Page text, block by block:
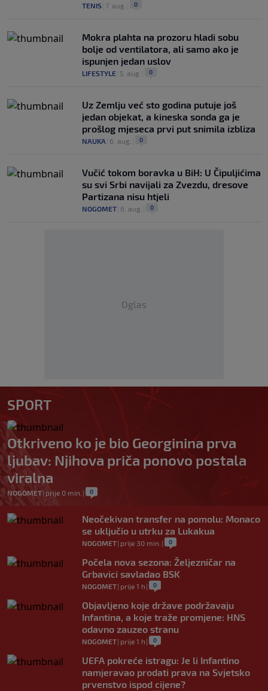
TENIS 7. aug. 0
Mokra plahta na prozoru hladi sobu
bolje od ventilatora, ali samo ako je
ispunjen jedan uslov
LIFESTYLE 5. aug. 0
Uz Zemlju već sto godina putuje još
jedan objekat, a kineska sonda ga je
prošlog mjeseca prvi put snimila izbliza
NAUKA 6. aug. 0
Vučić tokom boravka u BiH: U Čipuljićima
su svi Srbi navijali za Zvezdu, dresove
Partizana nisu htjeli
NOGOMET 6. aug. 0
Oglas
SPORT
Otkriveno ko je bio Georginina prva
ljubav: Njihova priča ponovo postala
viralna
NOGOMET| prije 0 min. | 0
Neočekivan transfer na pomolu: Monaco
se uključio u utrku za Lukakua
NOGOMET| prije 30 min. | 0
Počela nova sezona: Željezničar na
Grbavici savladao BSK
NOGOMET| prije 1 h | 0
Objavljeno koje države podržavaju
Infantina, a koje traže promjene: HNS
odavno zauzeo stranu
NOGOMET| prije 1 h | 0
UEFA pokreće istragu: Je li Infantino
namjeravao prodati prava na Svjetsko
prvenstvo ispod cijene?